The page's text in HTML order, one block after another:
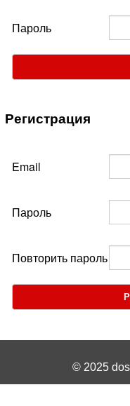
Пароль
Регистрация
Email
Пароль
Повторить пароль
© 2025